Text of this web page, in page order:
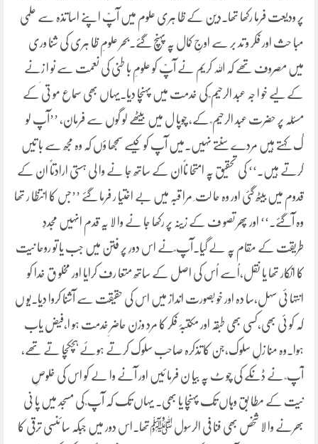
پر ودیعت فرما رکھا تھا۔دین کے ظا ہری علوم میں آپؒ اپنے اسا تذہ سے علمی
مبا حث اور فکر و تد بر سے اوجِ کمال پہ پہنچ گئے۔بحر علومِ ظا ہری کی شنا وری
میں مصروف تھے کہ اللہ کریم نے آپؒ کو علومِ با طنی کی نعمت سے نو ا زنے
کے لیے خو ا جہ عبد الرحیم ؒ کی خدمت میں پہنچا دیا۔یہاں بھی سماع مو تی ٰکے
مسئلہ پر حضرت عبد الرحیم ؒ کے، چوپا ل میں بیٹھے لو گوں سے فرمان، ’’آپ لو
گ کہتے ہیں مردے سنتے نہیں۔میں آپ کو کیسے سمجھا ؤں کہ وہ مجھ سے با تیں
کرتے ہیں۔‘‘ کی تحقیق پہ امتحا ناًان کے ساتھ جا نے وا لی ہستی ارادتاً ان کے
قدوم میں بیٹھ گئی اور وہ حا لت ِ مرا قبہ میں بے اختیا ر فرما گئے ’’جس کا انتظا ر تھا
وہ آگئے۔‘‘ اور پھر تصو ف کے زینہ پر رکھا جا نے وا لا یہ قدم انہیں مجددِ
طریقت کے مقام پہ لے گیا۔آپ ؒنے اس دورِ پر فتن میں جب یا تو روحا نیت
کا انکار تھا یا نقل،اُسے اُس کی اصل کے ساتھ متعا رف کرایا اور مخلو ق خدا کو
انتہا ئی سہل،سا دہ اور خو بصورت انداز میں اس کی حقیقت سے آشنا کروا دیا۔یو ں
کہ کو ئی بھی،کسی بھی طبقہ اور مکتبۂ فکر کا مرد وزن حاضرِ خدمت ہو ا،فیض یاب
ہوا۔وہ منا زلِ سلوک،جن کا تذکرہ صاحب سلوک کرتے ہوئے ہچکچا تے تھے،
آپ ؒ نے ڈنکے کی چو ٹ پہ بیا ن فرما ئیں اور آنے وا لے کو اس کی خلوصِ
نیت کے مطا بق وہاں تک پہنچا یا بھی۔ یہاں تک کہ آپ ؒ کی مسجد میں پا نی
بھرنے وا لا شخص بھی فنا فی الرسول ﷺتھا۔اس دور میں جبکہ سا ئنسی ترقی کا